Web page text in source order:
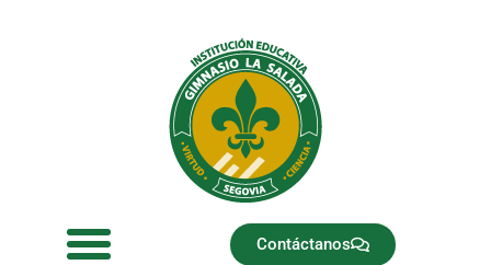
Contáctanos